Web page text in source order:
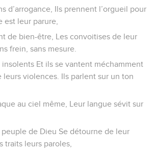
d’arrogance, Ils prennent l’orgueil pour
est leur parure,
de bien-être, Les convoitises de leur
frein, sans mesure.
Et ils se vantent méchamment
leurs violences. Ils parlent sur un ton
au ciel même, Leur langue sévit sur
peuple de Dieu Se détourne de leur
traits leurs paroles,